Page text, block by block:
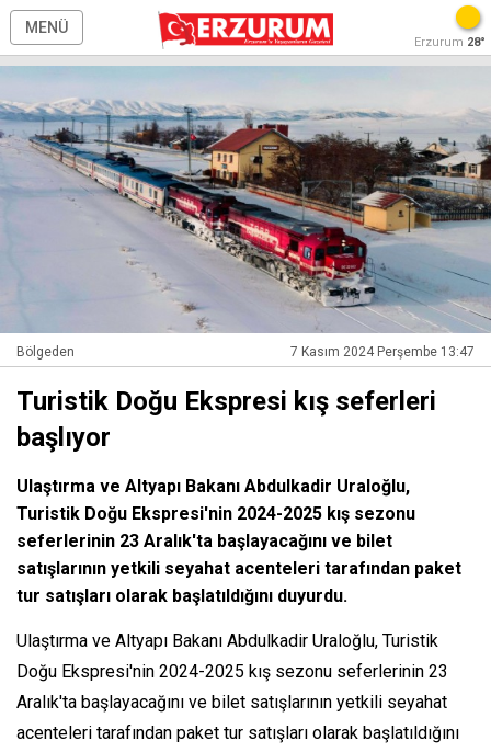
MENÜ
Erzurum 28°
Bölgeden 7 Kasım 2024 Perşembe 13:47
Turistik Doğu Ekspresi kış seferleri
başlıyor
Ulaştırma ve Altyapı Bakanı Abdulkadir Uraloğlu,
Turistik Doğu Ekspresi'nin 2024-2025 kış sezonu
seferlerinin 23 Aralık'ta başlayacağını ve bilet
satışlarının yetkili seyahat acenteleri tarafından paket
tur satışları olarak başlatıldığını duyurdu.
Ulaştırma ve Altyapı Bakanı Abdulkadir Uraloğlu, Turistik
Doğu Ekspresi'nin 2024-2025 kış sezonu seferlerinin 23
Aralık'ta başlayacağını ve bilet satışlarının yetkili seyahat
acenteleri tarafından paket tur satışları olarak başlatıldığını